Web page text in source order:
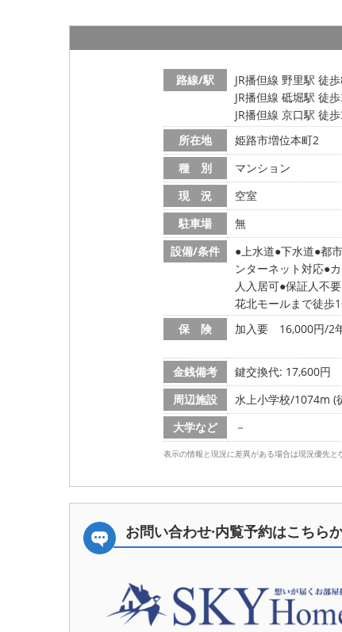
路線/駅
JR播但線 野里駅 徒
JR播但線 砥堀駅 徒
JR播但線 京口駅 徒
所在地
姫路市増位本町2
種 別
マンション
現 況
空室
駐車場
無
設備/条件
上水道 下水道 都
ンターネット対応
人入居可 保証人不要
花北モールまで徒
保 険
加入要 16,000円/2
金銭備考
鍵交換代: 17,600円
周辺施設
水上小学校/1074m (
大学など
－
表示の情報と現況に差異がある場合は現況優先と
お問い合わせ·内覧予約はこちら